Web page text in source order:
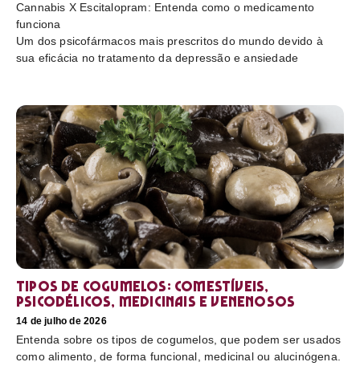
Cannabis X Escitalopram: Entenda como o medicamento
funciona
Um dos psicofármacos mais prescritos do mundo devido à
sua eficácia no tratamento da depressão e ansiedade
Tipos de cogumelos: comestíveis,
psicodélicos, medicinais e venenosos
14 de julho de 2026
Entenda sobre os tipos de cogumelos, que podem ser usados
como alimento, de forma funcional, medicinal ou alucinógena.